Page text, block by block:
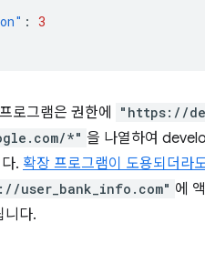
: 3
로그램은 권한에 "https://
*" 을 나열하여
. 확장 프로그램이 도용되더라
user_bank_info.com" 에
니다.